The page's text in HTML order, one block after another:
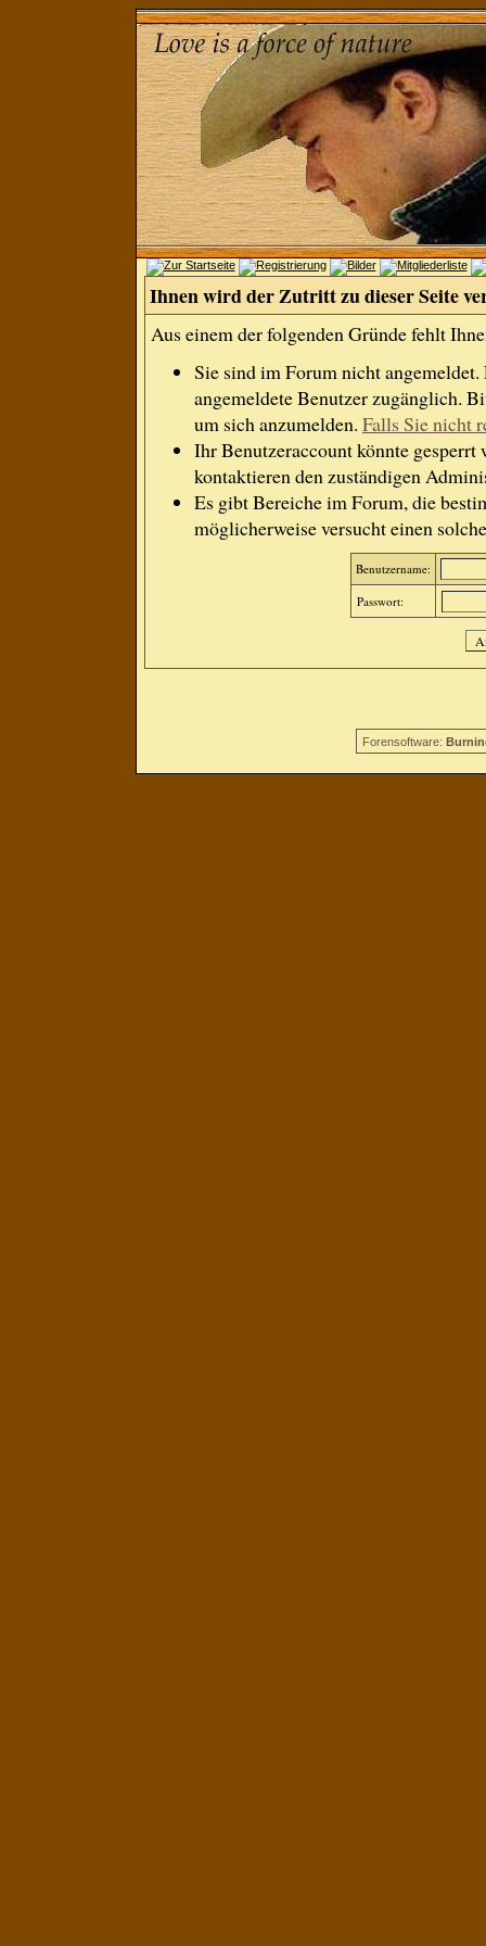
Ihnen wird der Zutritt zu dieser Seite
Aus einem der folgenden Gründe fehlt
Sie sind im Forum nicht
angemeldete Benutzer zugänglich.
um sich anzumelden. Falls Sie nicht
Ihr Benutzeraccount könnte gesperrt
kontaktieren den zuständigen
Es gibt Bereiche im Forum, die
möglicherweise versucht einen
Benutzername:
Passwort:
Forensoftware: